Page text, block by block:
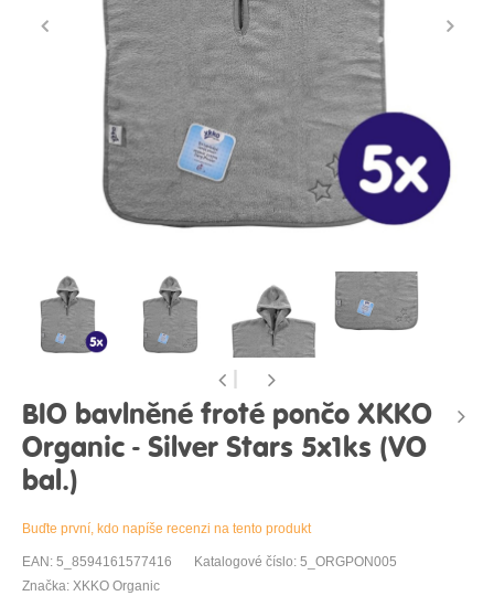
BIO bavlněné froté pončo XKKO
Organic - Silver Stars 5x1ks (VO
bal.)
Buďte první, kdo napíše recenzi na tento produkt
EAN: 5_8594161577416
Katalogové číslo: 5_ORGPON005
Značka: XKKO Organic